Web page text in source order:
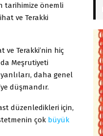
tarihimize önemli
ve Terakki
Terakki’nin hiç
Meşrutiyeti
daha genel
düşmandır.
düzenledikleri için,
çok büyük